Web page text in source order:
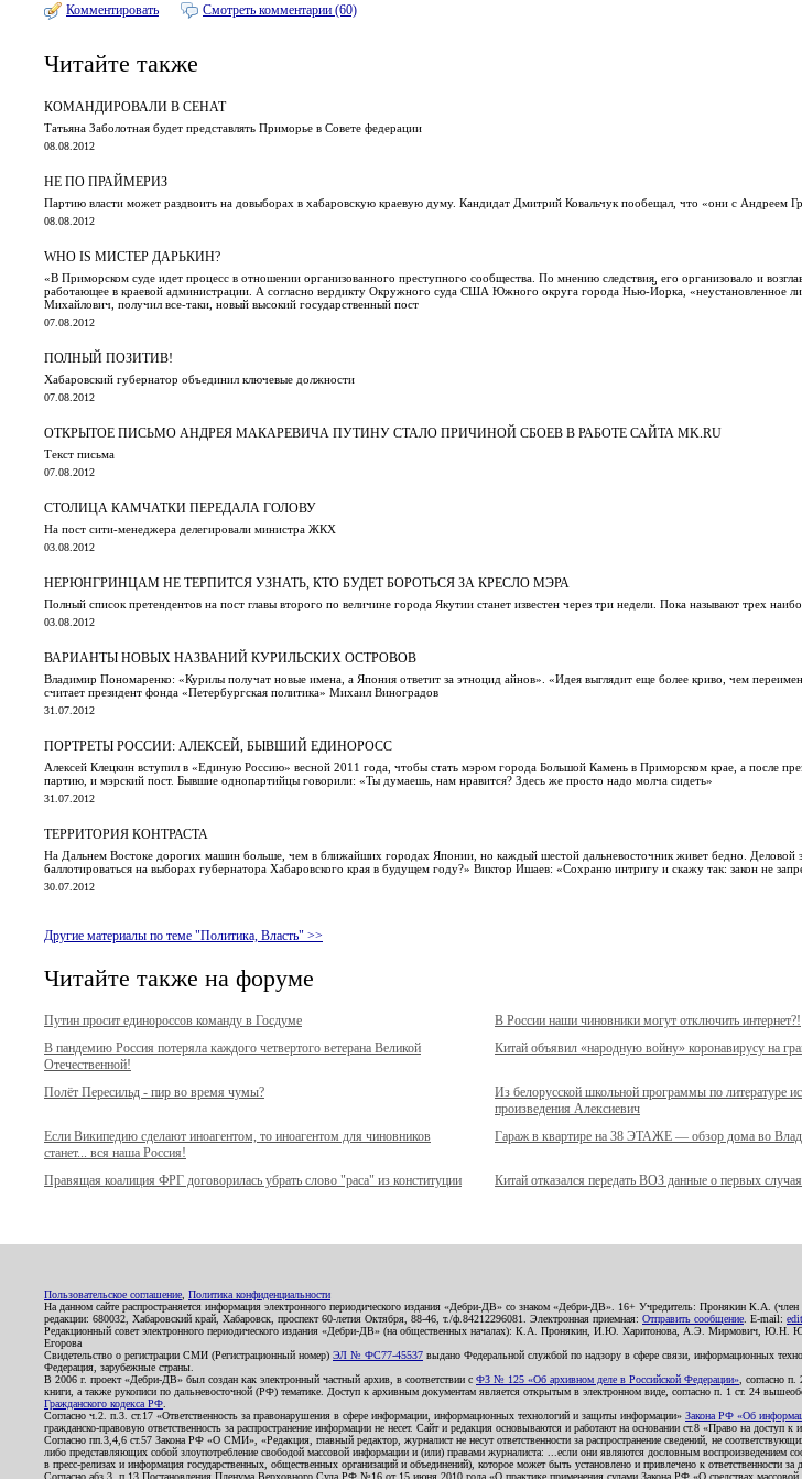
Комментировать Смотреть комментарии (60)
Читайте также
КОМАНДИРОВАЛИ В СЕНАТ
Татьяна Заболотная будет представлять Приморье в Совете федерации
08.08.2012
НЕ ПО ПРАЙМЕРИЗ
Партию власти может раздвоить на довыборах в хабаровскую краевую думу. Кандидат Дмитрий Ковальчук пообещал, что «они с Андреем
08.08.2012
WHO IS МИСТЕР ДАРЬКИН?
«В Приморском суде идет процесс в отношении организованного преступного сообщества. По мнению следствия, его организовало и
работающее в краевой администрации. А согласно вердикту Окружного суда США Южного округа города Нью-Йорка, «неустановленное
Михайлович, получил все-таки, новый высокий государственный пост
07.08.2012
ПОЛНЫЙ ПОЗИТИВ!
Хабаровский губернатор объединил ключевые должности
07.08.2012
ОТКРЫТОЕ ПИСЬМО АНДРЕЯ МАКАРЕВИЧА ПУТИНУ СТАЛО ПРИЧИНОЙ СБОЕВ В РАБОТЕ САЙТА MK.RU
Текст письма
07.08.2012
СТОЛИЦА КАМЧАТКИ ПЕРЕДАЛА ГОЛОВУ
На пост сити-менеджера делегировали министра ЖКХ
03.08.2012
НЕРЮНГРИНЦАМ НЕ ТЕРПИТСЯ УЗНАТЬ, КТО БУДЕТ БОРОТЬСЯ ЗА КРЕСЛО МЭРА
Полный список претендентов на пост главы второго по величине города Якутии станет известен через три недели. Пока называют трех
03.08.2012
ВАРИАНТЫ НОВЫХ НАЗВАНИЙ КУРИЛЬСКИХ ОСТРОВОВ
Владимир Пономаренко: «Курилы получат новые имена, а Япония ответит за этноцид айнов». «Идея выглядит еще более криво, чем
считает президент фонда «Петербургская политика» Михаил Виноградов
31.07.2012
ПОРТРЕТЫ РОССИИ: АЛЕКСЕЙ, БЫВШИЙ ЕДИНОРОСС
Алексей Клецкин вступил в «Единую Россию» весной 2011 года, чтобы стать мэром города Большой Камень в Приморском крае, а после
партию, и мэрский пост. Бывшие однопартийцы говорили: «Ты думаешь, нам нравится? Здесь же просто надо молча сидеть»
31.07.2012
ТЕРРИТОРИЯ КОНТРАСТА
На Дальнем Востоке дорогих машин больше, чем в ближайших городах Японии, но каждый шестой дальневосточник живет бедно. Деловой
баллотироваться на выборах губернатора Хабаровского края в будущем году?» Виктор Ишаев: «Сохраню интригу и скажу так: закон не
30.07.2012
Другие материалы по теме "Политика, Власть" >>
Читайте также на форуме
Путин просит единороссов команду в Госдуме
В России наши чиновники могут отключить интернет?!
В пандемию Россия потеряла каждого четвертого ветерана Великой
Отечественной!
Китай объявил «народную войну» коронавирусу на
Полёт Пересильд - пир во время чумы?
Из белорусской школьной программы по литературе
произведения Алексиевич
Если Википедию сделают иноагентом, то иноагентом для чиновников
станет... вся наша Россия!
Гараж в квартире на 38 ЭТАЖЕ — обзор дома во
Правящая коалиция ФРГ договорилась убрать слово "раса" из конституции Китай отказался передать ВОЗ данные о первых
Пользовательское соглашение Политика конфиденциальности
На данном сайте распространяется информация электронного периодического издания «Дебри-ДВ» со знаком «Дебри-ДВ». 16+ Учредитель: Пронякин К.А.
редакции: 680032, Хабаровский край, Хабаровск, проспект 60-летия Октября, 88-46, т./ф.84212296081. Электронная приемная: Отправить сообщение . E-mail:
Редакционный совет электронного периодического издания «Дебри-ДВ» (на общественных началах): К.А. Пронякин, И.Ю. Харитонова, А.Э.
Егорова
Свидетельство о регистрации СМИ (Регистрационный номер) ЭЛ № ФС77-45537 выдано Федеральной службой по надзору в сфере связи, информационных
Федерация, зарубежные страны.
В 2006 г. проект «Дебри-ДВ» был создан как электронный частный архив, в соответствии с ФЗ № 125 «Об архивном деле в Российской Федерации» , согласно
книги, а также рукописи по дальневосточной (РФ) тематике. Доступ к архивным документам является открытым в электронном виде, согласно п. 1 ст. 24
Гражданского кодекса РФ
Согласно ч.2. п.3. ст.17 «Ответственность за правонарушения в сфере информации, информационных технологий и защиты информации» Закона РФ «Об
гражданско-правовую ответственность за распространение информации не несет. Сайт и редакция основываются и работают на основании ст.8 «Право на доступ
Согласно пп.3,4,6 ст.57 Закона РФ «О СМИ», «Редакция, главный редактор, журналист не несут ответственности за распространение сведений, не
либо представляющих собой злоупотребление свободой массовой информации и (или) правами журналиста: ...если они являются дословным
в пресс-релизах и информация государственных, общественных организаций и объединений), которое может быть установлено и привлечено к ответственности
Согласно абз.3, п.13 Постановления Пленума Верховного Суда РФ №16 от 15 июня 2010 года «О практике применения судами Закона РФ «О средствах